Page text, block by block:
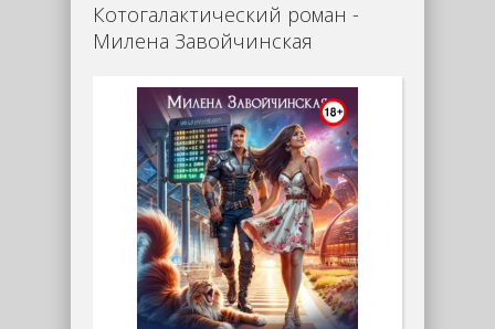
Котогалактический роман -
Милена Завойчинская